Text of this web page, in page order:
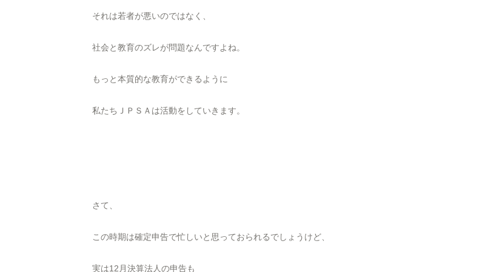
それは若者が悪いのではなく、
社会と教育のズレが問題なんですよね。
もっと本質的な教育ができるように
私たちＪＰＳＡは活動をしていきます。
さて、
この時期は確定申告で忙しいと思っておられるでしょうけど、
実は12月決算法人の申告も